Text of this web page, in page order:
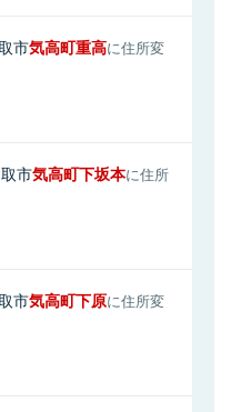
市気高町重高に住所変
市気高町下坂本に住所
市気高町下原に住所変